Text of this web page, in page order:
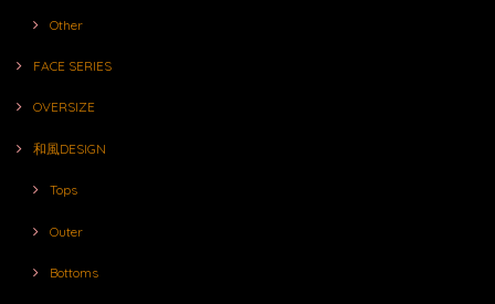
Other
FACE SERIES
OVERSIZE
和風DESIGN
Tops
Outer
Bottoms